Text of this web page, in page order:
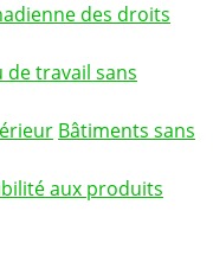
des droits
de travail sans
Bâtiments sans
aux produits